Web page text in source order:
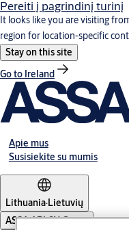
Pereiti į pagrindinį turinį
It looks like you are visiting
region for location-specific
Stay on this site
Go to Ireland
Apie mus
Susisiekite su mumis
Lithuania·Lietuvių
ASSA ABLOY Group